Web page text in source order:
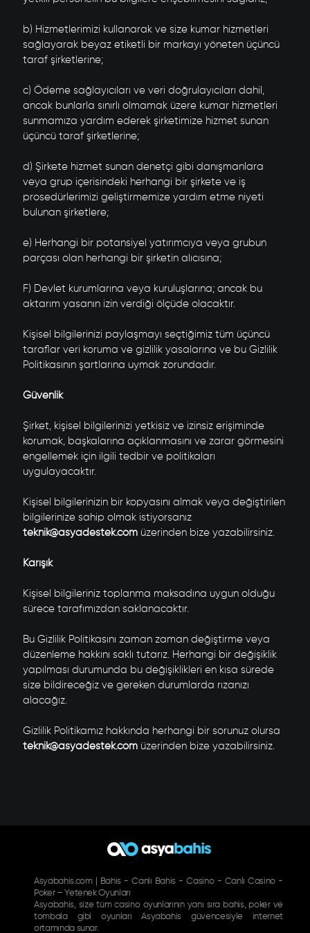
b) Hizmetlerimizi kullanarak ve size kumar hizmetleri
sağlayarak beyaz etiketli bir markayı yöneten üçüncü
taraf şirketlerine;
c) Ödeme sağlayıcıları ve veri doğrulayıcıları dahil,
ancak bunlarla sınırlı olmamak üzere kumar hizmetleri
sunmamıza yardım ederek şirketimize hizmet sunan
üçüncü taraf şirketlerine;
d) Şirkete hizmet sunan denetçi gibi danışmanlara
veya grup içerisindeki herhangi bir şirkete ve iş
prosedürlerimizi geliştirmemize yardım etme niyeti
bulunan şirketlere;
e) Herhangi bir potansiyel yatırımcıya veya grubun
parçası olan herhangi bir şirketin alıcısına;
F) Devlet kurumlarına veya kuruluşlarına; ancak bu
aktarım yasanın izin verdiği ölçüde olacaktır.
Kişisel bilgilerinizi paylaşmayı seçtiğimiz tüm üçüncü
taraflar veri koruma ve gizlilik yasalarına ve bu Gizlilik
Politikasının şartlarına uymak zorundadır.
Güvenlik
Şirket, kişisel bilgilerinizi yetkisiz ve izinsiz erişiminde
korumak, başkalarına açıklanmasını ve zarar görmesini
engellemek için ilgili tedbir ve politikaları
uygulayacaktır.
Kişisel bilgilerinizin bir kopyasını almak veya değiştirilen
bilgilerinize sahip olmak istiyorsanız
teknik@asyadestek.com üzerinden bize yazabilirsiniz.
Karışık
Kişisel bilgileriniz toplanma maksadına uygun olduğu
sürece tarafımızdan saklanacaktır.
Bu Gizlilik Politikasını zaman zaman değiştirme veya
düzenleme hakkını saklı tutarız. Herhangi bir değişiklik
yapılması durumunda bu değişiklikleri en kısa sürede
size bildireceğiz ve gereken durumlarda rızanızı
alacağız.
Gizlilik Politikamız hakkında herhangi bir sorunuz olursa
teknik@asyadestek.com üzerinden bize yazabilirsiniz.
Asyabahis.com | Bahis - Canlı Bahis - Casino - Canlı Casino -
Poker – Yetenek Oyunları
Asyabahis, size tüm casino oyunlarının yanı sıra bahis, poker ve
tombala gibi oyunları Asyabahis güvencesiyle internet
ortamında sunar.